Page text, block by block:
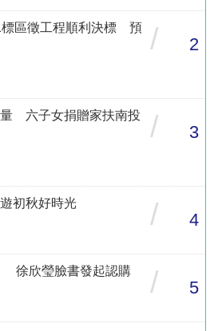
標區徵工程順利決標 預
/ 2
六子女捐贈家扶南投
/ 3
初秋好時光
/ 4
徐欣瑩臉書發起認購
/ 5